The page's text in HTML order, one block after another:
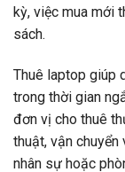
kỳ, việc mua mới
sách.
Thuê laptop giúp
trong thời gian
đơn vị cho thuê
thuật, vận
nhân sự hoặc